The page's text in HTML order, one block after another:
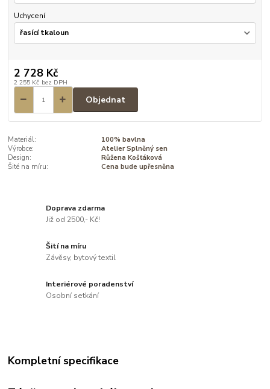
Uchycení
2 728 Kč
2 255 Kč bez DPH
Objednat
Materiál:
100% bavlna
Výrobce:
Atelier Splněný sen
Design:
Růžena Košťáková
Šité na míru:
Cena bude upřesněna
Doprava zdarma
Již od 2500,- Kč!
Šití na míru
Závěsy, bytový textil
Interiérové poradenství
Osobní setkání
Kompletní specifikace